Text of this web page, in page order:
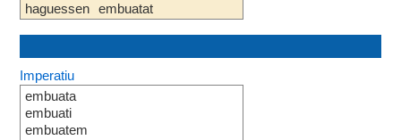
haguessen embuatat
Imperatiu
embuata
embuati
embuatem